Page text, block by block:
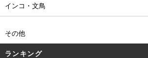
インコ・文鳥
その他
ランキング